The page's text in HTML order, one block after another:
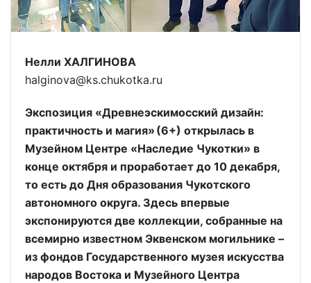
Нелли ХАЛГИНОВА
halginova@ks.chukotka.ru
Экспозиция «Древнеэскимосский дизайн:
практичность и магия» (6+) открылась в
Музейном Центре «Наследие Чукотки» в
конце октября и проработает до 10 декабря,
то есть до Дня образования Чукотского
автономного округа. Здесь впервые
экспонируются две коллекции, собранные на
всемирно известном Эквенском могильнике –
из фондов Государственного музея искусства
народов Востока и Музейного Центра